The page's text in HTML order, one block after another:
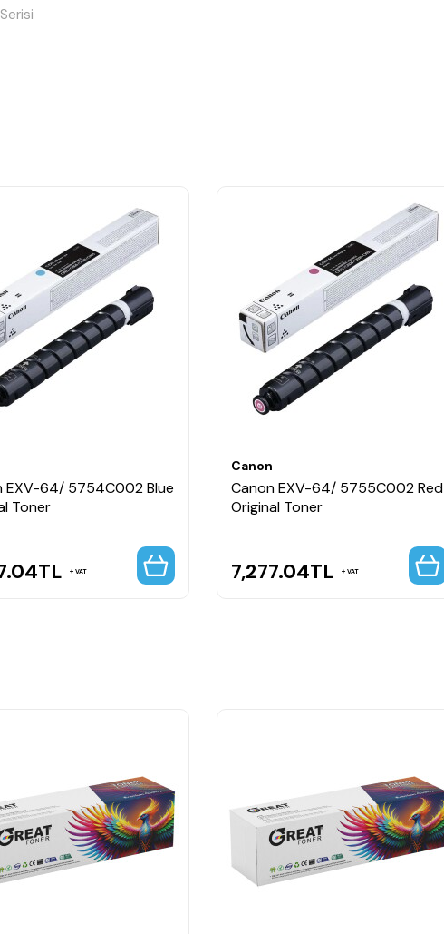
sunar.
tam uyumlu çalışır.
sağlar.
EXV-64/ 5754C002 Blue
Toner
TL VAT
Canon
Canon EXV-64/ 5755C002 Red
Original Toner
7,277.04TL VAT